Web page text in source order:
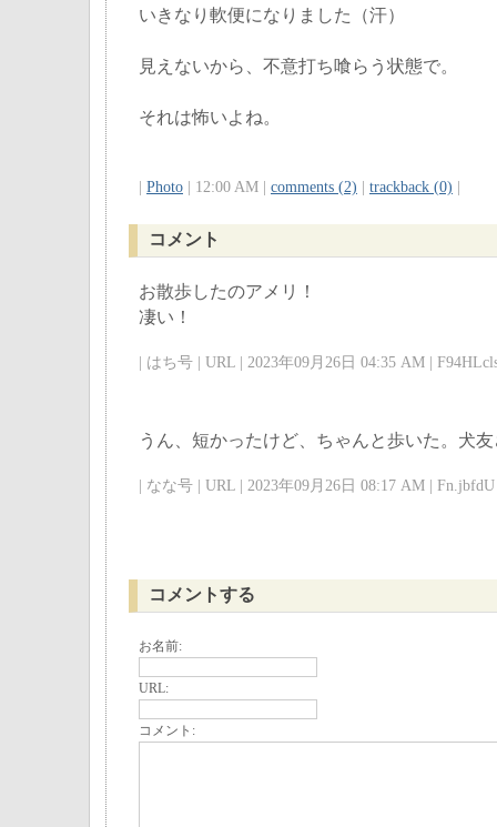
いきなり軟便になりました（汗）
見えないから、不意打ち喰らう状態で。
それは怖いよね。
Photo | 12:00 AM | comments (2) trackback (0)
コメント
お散歩したのアメリ！
凄い！
| はち号 | URL | 2023年09月26日 04:35 AM |
うん、短かったけど、ちゃんと歩いた。犬
| なな号 | URL | 2023年09月26日 08:17 AM |
コメントする
お名前:
URL:
コメント: